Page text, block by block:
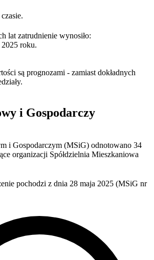
lat zatrudnienie wynosiło:
2025 roku.
są prognozami - zamiast dokładnych
i Gospodarczy
i Gospodarczym (MSiG) odnotowano 34
organizacji Spółdzielnia Mieszkaniowa
pochodzi z dnia 28 maja 2025 (MSiG nr